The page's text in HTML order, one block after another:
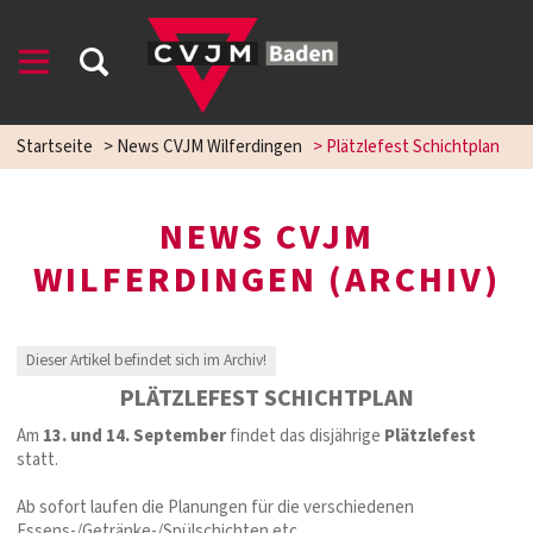
Startseite >News CVJM Wilferdingen >Plätzlefest Schichtplan
NEWS CVJM
WILFERDINGEN (ARCHIV)
Dieser Artikel befindet sich im Archiv!
PLÄTZLEFEST SCHICHTPLAN
Am 13. und 14. Septemberfindet das disjährige Plätzlefest
statt.
Ab sofort laufen die Planungen für die verschiedenen